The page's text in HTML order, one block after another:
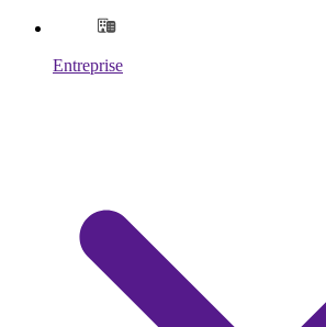
Entreprise